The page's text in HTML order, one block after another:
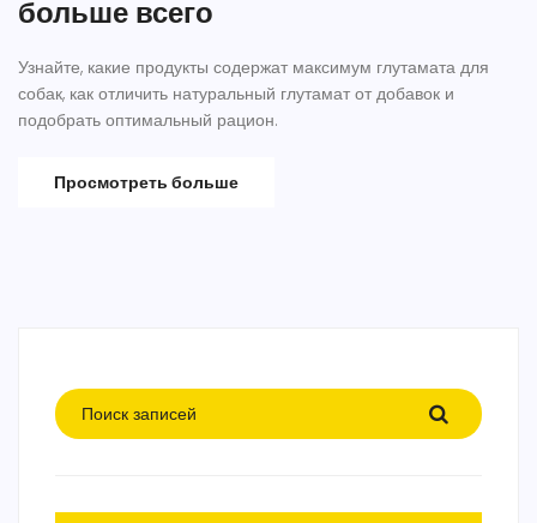
больше всего
Узнайте, какие продукты содержат максимум глутамата для
собак, как отличить натуральный глутамат от добавок и
подобрать оптимальный рацион.
Просмотреть больше